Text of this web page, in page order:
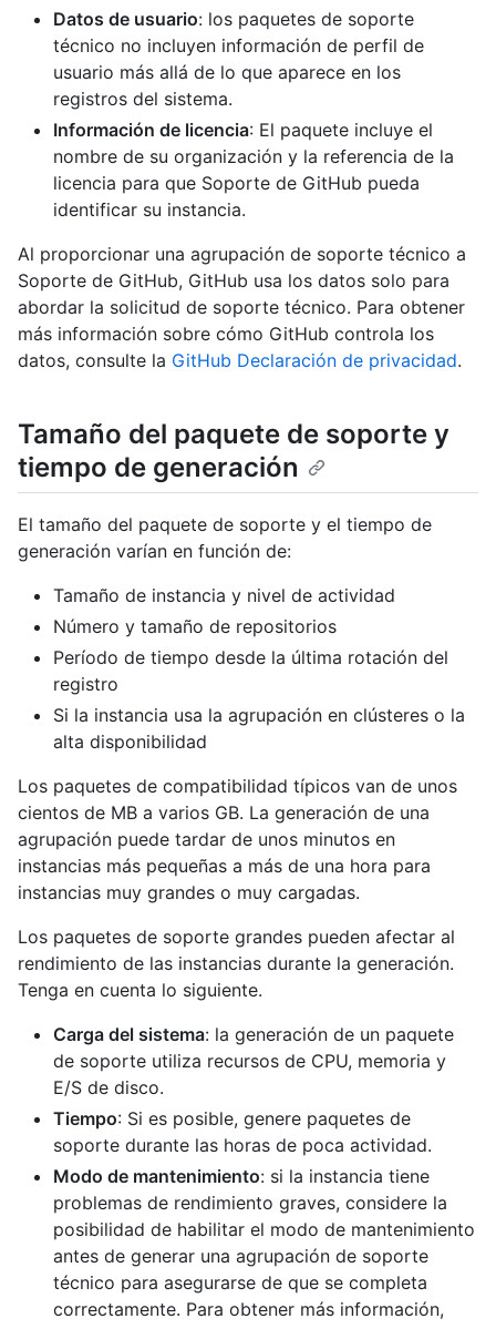
Datos de usuario: los paquetes de soporte
técnico no incluyen información de perfil de
usuario más allá de lo que aparece en los
registros del sistema.
Información de licencia: El paquete incluye el
nombre de su organización y la referencia de la
licencia para que Soporte de GitHub pueda
identificar su instancia.
Al proporcionar una agrupación de soporte técnico a
Soporte de GitHub, GitHub usa los datos solo para
abordar la solicitud de soporte técnico. Para obtener
más información sobre cómo GitHub controla los
datos, consulte la GitHub Declaración de privacidad.
Tamaño del paquete de soporte y
tiempo de generación
El tamaño del paquete de soporte y el tiempo de
generación varían en función de:
Tamaño de instancia y nivel de actividad
Número y tamaño de repositorios
Período de tiempo desde la última rotación del
registro
Si la instancia usa la agrupación en clústeres o la
alta disponibilidad
Los paquetes de compatibilidad típicos van de unos
cientos de MB a varios GB. La generación de una
agrupación puede tardar de unos minutos en
instancias más pequeñas a más de una hora para
instancias muy grandes o muy cargadas.
Los paquetes de soporte grandes pueden afectar al
rendimiento de las instancias durante la generación.
Tenga en cuenta lo siguiente.
Carga del sistema: la generación de un paquete
de soporte utiliza recursos de CPU, memoria y
E/S de disco.
Tiempo: Si es posible, genere paquetes de
soporte durante las horas de poca actividad.
Modo de mantenimiento: si la instancia tiene
problemas de rendimiento graves, considere la
posibilidad de habilitar el modo de mantenimiento
antes de generar una agrupación de soporte
técnico para asegurarse de que se completa
correctamente. Para obtener más información,